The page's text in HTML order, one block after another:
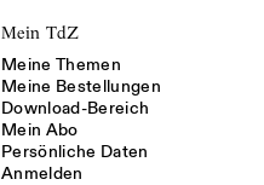
Mein TdZ
Meine Themen
Meine Bestellungen
Download-Bereich
Mein Abo
Persönliche Daten
Anmelden